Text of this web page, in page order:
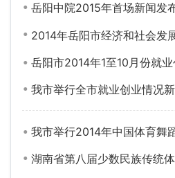
岳阳中院2015年首场新闻发
2014年岳阳市经济和社会发
岳阳市2014年1至10月份就业创
我市举行全市就业创业情况
我市举行2014年中国体育舞蹈
湖南省第八届少数民族传统体育